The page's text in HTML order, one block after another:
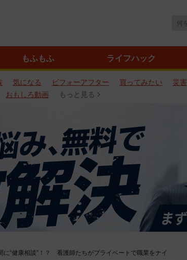
もふもふ ライフハック
気になる ビフォーアフター 買ってみたい 災害
おもしろ動画 もっと見る
に“健康相談”！？ 看護師たちがプライベートで職業をナイ